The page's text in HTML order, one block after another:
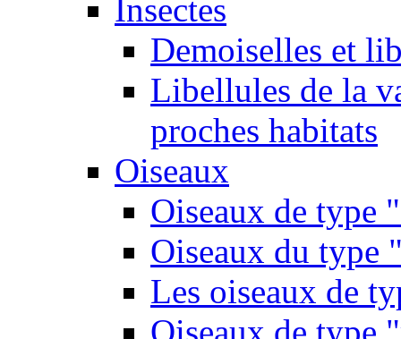
Insectes
Demoiselles et
Libellules de la
proches habitats
Oiseaux
Oiseaux de type
Oiseaux du type
Les oiseaux de